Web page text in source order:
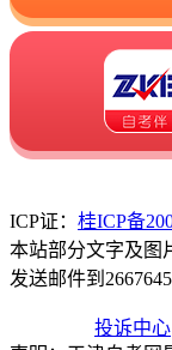
ICP证： 桂ICP备
本站部分文字及图
发送邮件到
投诉中心